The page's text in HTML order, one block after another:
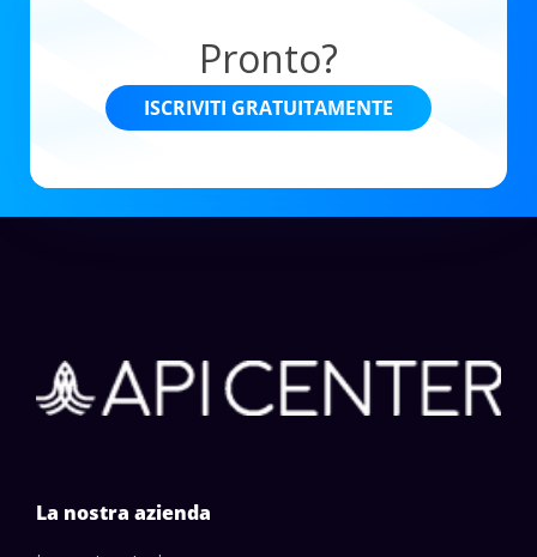
Pronto?
ISCRIVITI GRATUITAMENTE
La nostra azienda